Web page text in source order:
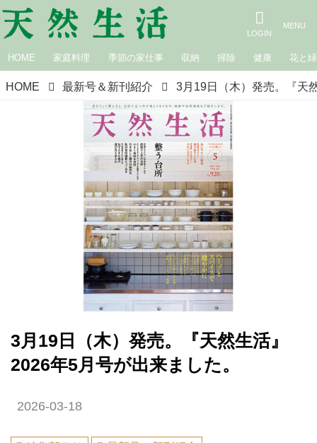
HOME 家庭料理 季節の家仕事 収納 掃除 健康 花と緑
HOME 最新号＆新刊紹介
3月19日（木）発売。『天然生活』
2026年5月号が出来ました。
2026-03-18